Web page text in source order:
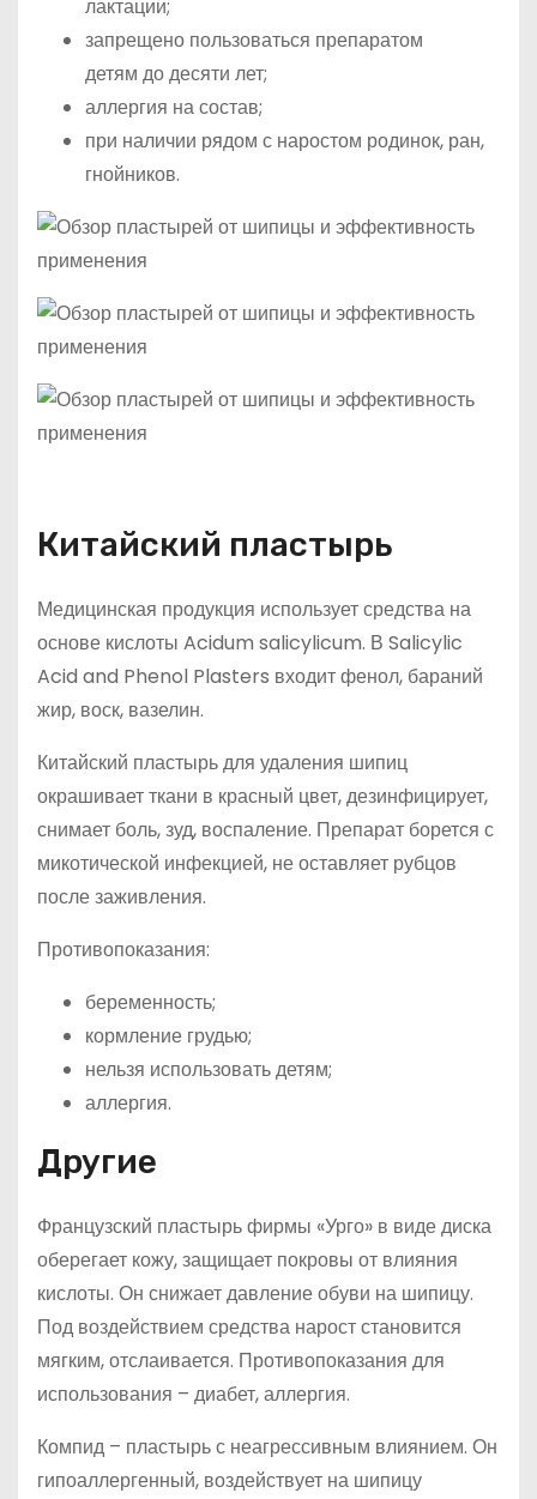
лактации;
запрещено пользоваться препаратом
детям до десяти лет;
аллергия на состав;
при наличии рядом с наростом родинок, ран,
гнойников.
Китайский пластырь
Медицинская продукция использует средства на
основе кислоты Acidum salicylicum. В Salicylic
Acid and Phenol Plasters входит фенол, бараний
жир, воск, вазелин.
Китайский пластырь для удаления шипиц
окрашивает ткани в красный цвет, дезинфицирует,
снимает боль, зуд, воспаление. Препарат борется с
микотической инфекцией, не оставляет рубцов
после заживления.
Противопоказания:
беременность;
кормление грудью;
нельзя использовать детям;
аллергия.
Другие
Французский пластырь фирмы «Урго» в виде диска
оберегает кожу, защищает покровы от влияния
кислоты. Он снижает давление обуви на шипицу.
Под воздействием средства нарост становится
мягким, отслаивается. Противопоказания для
использования – диабет, аллергия.
Компид – пластырь с неагрессивным влиянием. Он
гипоаллергенный, воздействует на шипицу